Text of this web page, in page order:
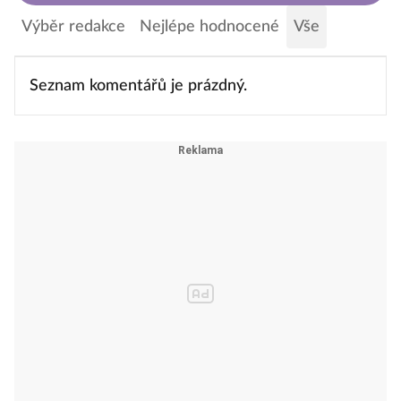
Výběr redakce Nejlépe hodnocené Vše
Seznam komentářů je prázdný.